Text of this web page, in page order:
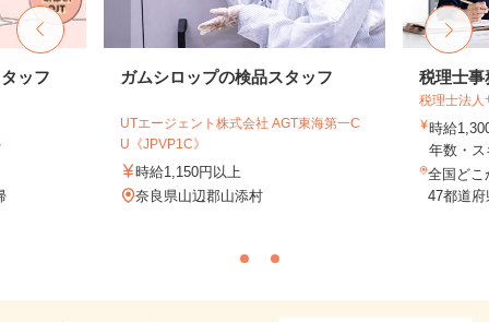
ッフ ガムシロップの検品スタッフ
UTエージェント株式会社 AGT東海第一C
U《JPVP1C》
時給1,150円以上
奈良県山辺郡山添村
税理士事
税理士法人
時給
年数・
全国どこ
47都道